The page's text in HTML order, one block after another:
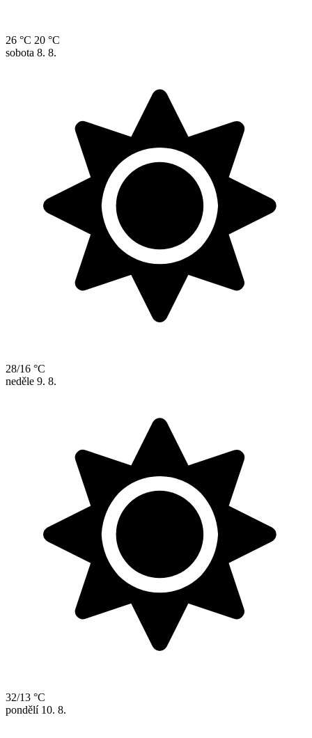
26 °C 20 °C
sobota 8. 8.
28/16 °C
neděle 9. 8.
32/13 °C
pondělí 10. 8.